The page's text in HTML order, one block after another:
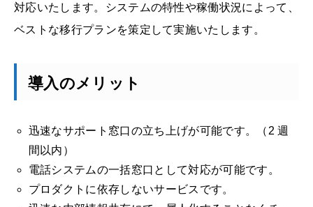
対応いたします。システムの特性や稼働状況によって、
ベストな移行プランを策定して実施いたします。
導入のメリット
迅速なサポート窓口の立ち上げが可能です。（2 週
間以内）
電話システムの一括窓口として対応が可能です。
プロダクトに依存しないサービスです。